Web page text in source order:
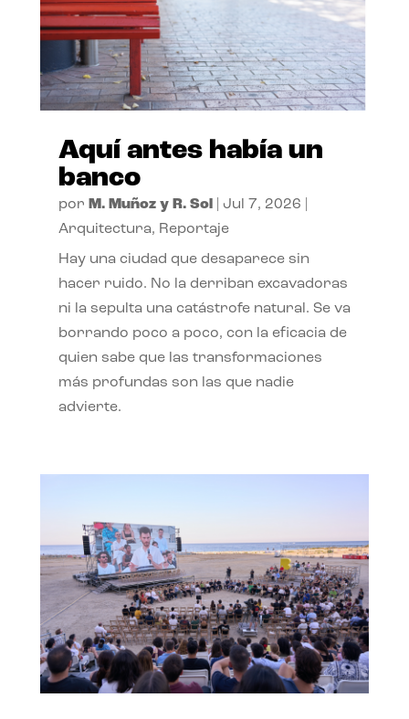
Aquí antes había un
banco
por M. Muñoz y R. Sol Jul 7, 2026
Arquitectura, Reportaje
Hay una ciudad que desaparece sin
hacer ruido. No la derriban excavadoras
ni la sepulta una catástrofe natural. Se va
borrando poco a poco, con la eficacia de
quien sabe que las transformaciones
más profundas son las que nadie
advierte.